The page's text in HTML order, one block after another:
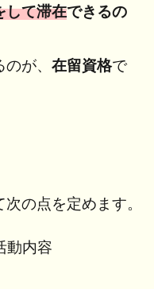
して滞在できるの
が、 在留資格で
の点を定めます。
動内容